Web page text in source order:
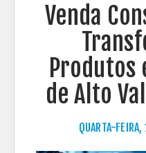
Venda
Produtos
de Alto
QUARTA-